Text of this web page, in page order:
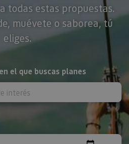
todas estas propuestas.
muévete o saborea, tú
eliges.
el que buscas planes